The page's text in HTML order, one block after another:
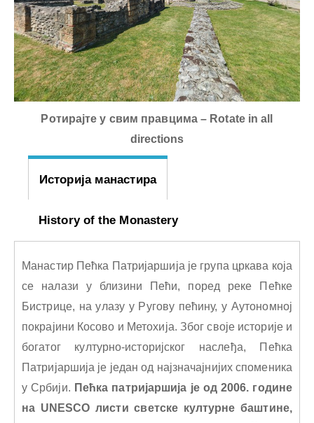
Ротирајте у свим правцима – Rotate in all
directions
Историја манастира
History of the Monastery
Манастир Пећка Патријаршија је група цркава која
се налази у близини Пећи, поред реке Пећке
Бистрице, на улазу у Ругову пећину, у Аутономној
покрајини Косово и Метохија. Због своје историје и
богатог културно-историјског наслеђа, Пећка
Патријаршија је један од најзначајнијих споменика
у Србији. Пећка патријаршија је од 2006. године
на UNESCO листи светске културне баштине,